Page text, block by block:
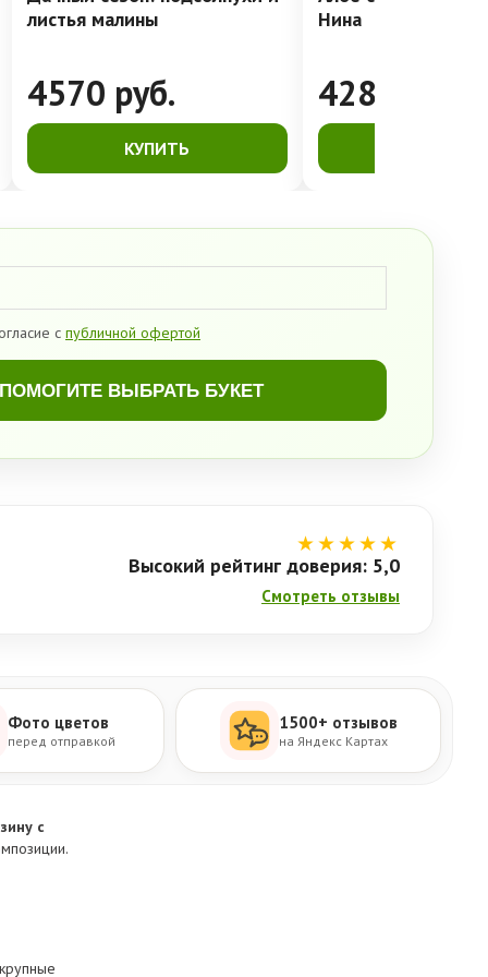
листья малины
4570 руб.
КУПИТЬ
Нина
4280
с публичной офертой
ПОМОГИТЕ ВЫБРАТЬ БУКЕТ
★★★★★
Высокий рейтинг доверия: 5,0
Смотреть отзывы
Фото цветов
перед отправкой
1500+ отзывов
на Яндекс Картах
с